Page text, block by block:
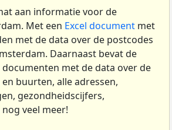
aan informatie voor de
Met een Excel document met
met de data over de postcodes
Daarnaast bevat de
met de data over de
buurten, alle adressen,
gezondheidscijfers,
veel meer!